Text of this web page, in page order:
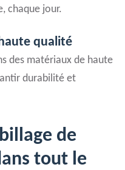
chaque jour.
qualité
des matériaux de haute
durabilité et
de
tout le